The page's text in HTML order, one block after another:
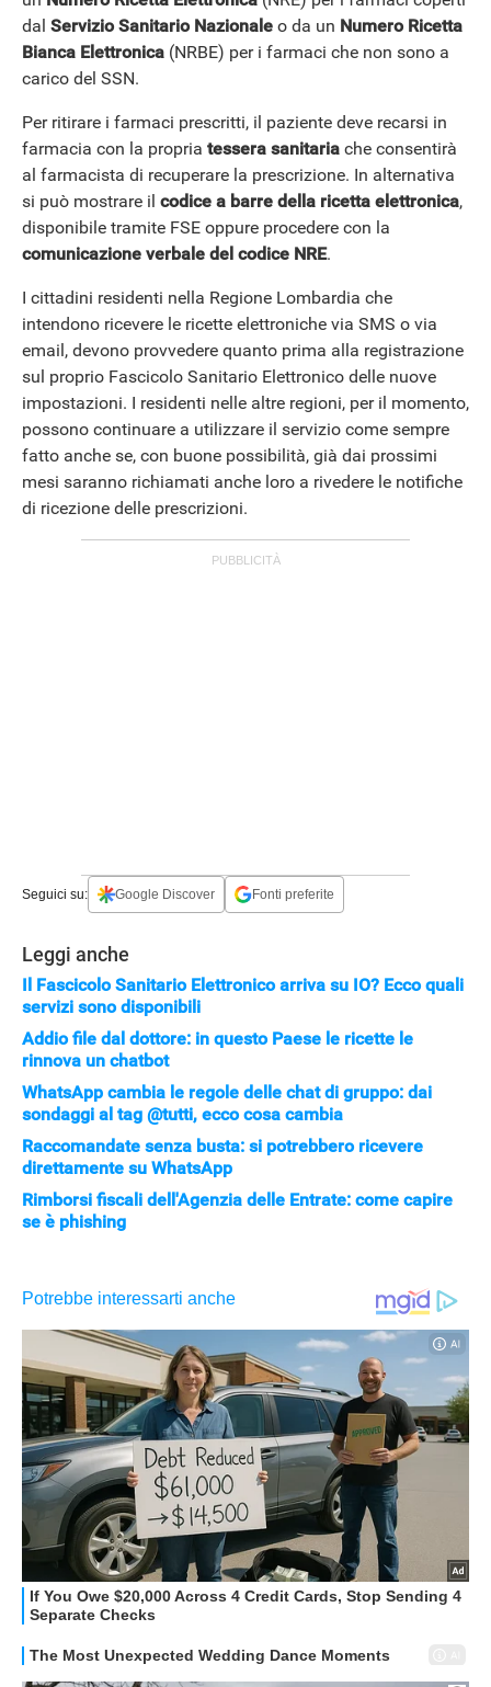
dal Servizio Sanitario Nazionale o da un Numero Ricetta
Bianca Elettronica (NRBE) per i farmaci che non sono a
carico del SSN.
Per ritirare i farmaci prescritti, il paziente deve recarsi in
farmacia con la propria tessera sanitaria che consentirà
al farmacista di recuperare la prescrizione. In alternativa
si può mostrare il codice a barre della ricetta elettronica,
disponibile tramite FSE oppure procedere con la
comunicazione verbale del codice NRE.
I cittadini residenti nella Regione Lombardia che
intendono ricevere le ricette elettroniche via SMS o via
email, devono provvedere quanto prima alla registrazione
sul proprio Fascicolo Sanitario Elettronico delle nuove
impostazioni. I residenti nelle altre regioni, per il momento,
possono continuare a utilizzare il servizio come sempre
fatto anche se, con buone possibilità, già dai prossimi
mesi saranno richiamati anche loro a rivedere le notifiche
di ricezione delle prescrizioni.
Seguici su: Google Discover Fonti preferite
Leggi anche
Il Fascicolo Sanitario Elettronico arriva su IO? Ecco quali
servizi sono disponibili
Addio file dal dottore: in questo Paese le ricette le
rinnova un chatbot
WhatsApp cambia le regole delle chat di gruppo: dai
sondaggi al tag @tutti, ecco cosa cambia
Raccomandate senza busta: si potrebbero ricevere
direttamente su WhatsApp
Rimborsi fiscali dell'Agenzia delle Entrate: come capire
se è phishing